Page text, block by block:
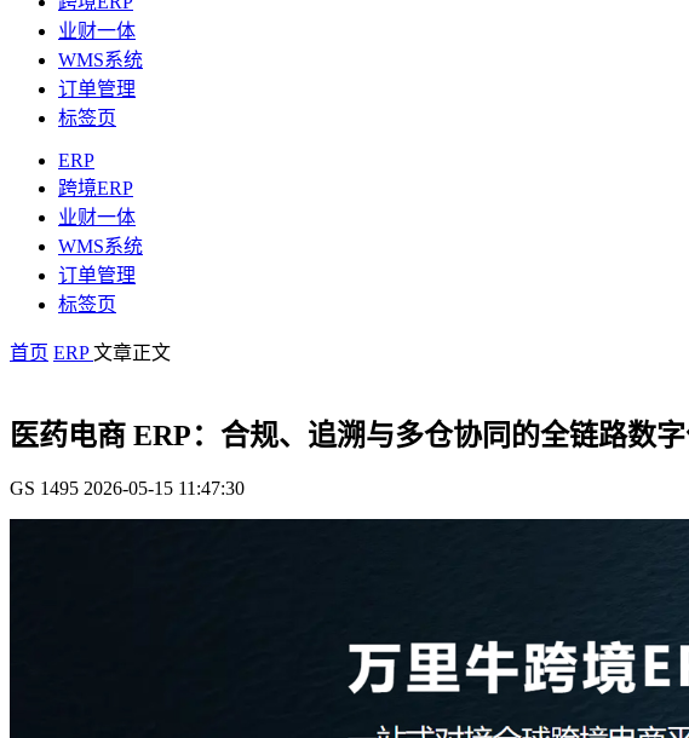
业财一体
WMS系统
订单管理
标签页
ERP
跨境ERP
业财一体
WMS系统
订单管理
标签页
首页 ERP文章正文
医药电商 ERP：合规、追溯与多仓协同的全链路数
GS 1495 2026-05-15 11:47:30